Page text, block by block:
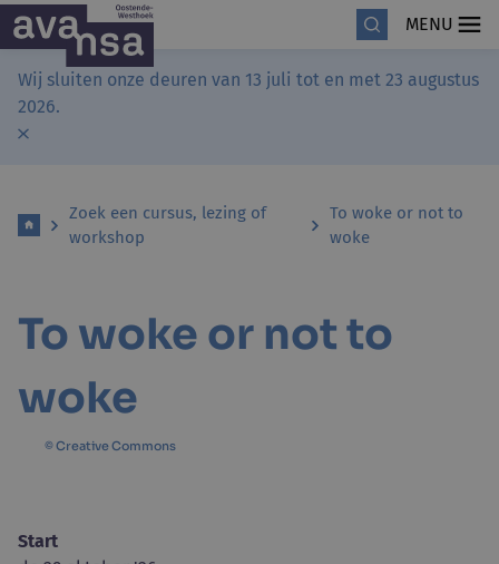
MENU
Wij sluiten onze deuren van 13 juli tot en met 23 augustus
2026.
Zoek een cursus, lezing of
workshop
To woke or not to
woke
To woke or not to
woke
© Creative Commons
Start